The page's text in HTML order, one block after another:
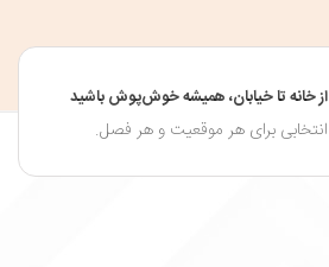
از خانه تا خیابان، همیشه خوش‌پوش باشید
انتخابی برای هر موقعیت و هر فصل.